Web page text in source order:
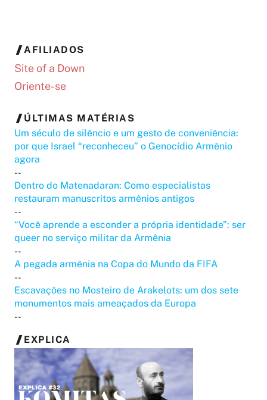
AFILIADOS
Site of a Down
Oriente-se
ÚLTIMAS MATÉRIAS
Um século de silêncio e um gesto de conveniência:
por que Israel “reconheceu” o Genocídio Armênio
agora
--
Dentro do Matenadaran: Como especialistas
restauram manuscritos armênios antigos
--
“Você aprende a esconder a própria identidade”: ser
queer no serviço militar da Armênia
--
A pegada armênia na Copa do Mundo da FIFA
--
Escavações no Mosteiro de Arakelots: um dos sete
monumentos mais ameaçados da Europa
--
EXPLICA